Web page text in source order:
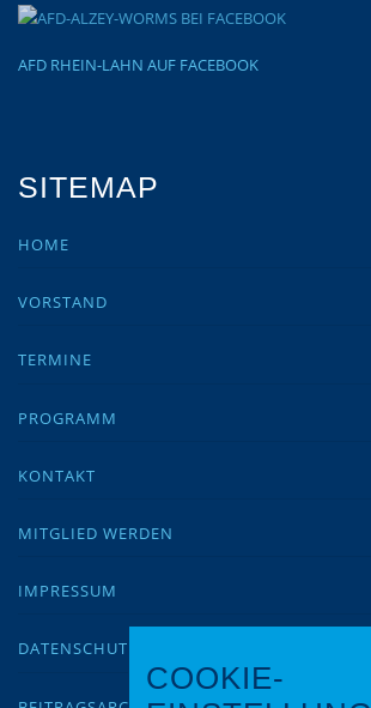
AFD RHEIN-LAHN AUF FACEBOOK
SITEMAP
HOME
VORSTAND
TERMINE
PROGRAMM
KONTAKT
MITGLIED WERDEN
IMPRESSUM
DATENSCHUTZ
COOKIE-